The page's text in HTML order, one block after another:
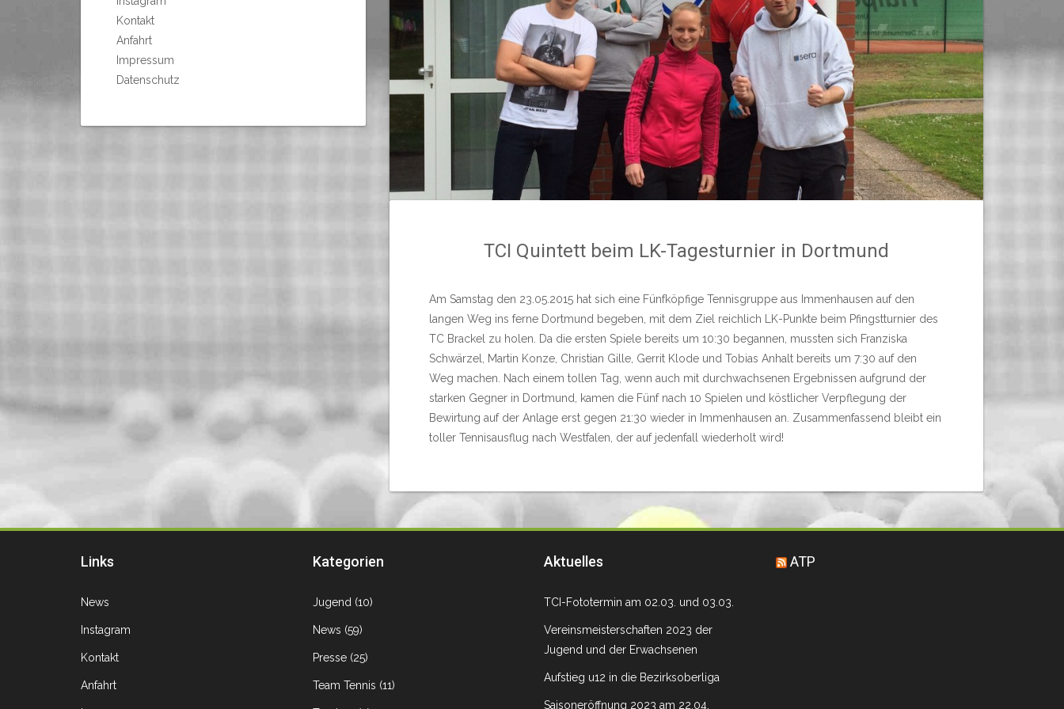
TCI Quintett beim LK-Tagesturnier in Dortmund
Am Samstag den 23.05.2015 hat sich eine Fünfköpfige Tennisgruppe aus Immenhausen auf den
langen Weg ins ferne Dortmund begeben, mit dem Ziel reichlich LK-Punkte beim Pfingstturnier des
TC Brackel zu holen. Da die ersten Spiele bereits um 10:30 begannen, mussten sich Franziska
Schwärzel, Martin Konze, Christian Gille, Gerrit Klode und Tobias Anhalt bereits um 7:30 auf den
Weg machen. Nach einem tollen Tag, wenn auch mit durchwachsenen Ergebnissen aufgrund der
starken Gegner in Dortmund, kamen die Fünf nach 10 Spielen und köstlicher Verpflegung der
Bewirtung auf der Anlage erst gegen 21:30 wieder in Immenhausen an. Zusammenfassend bleibt ein
toller Tennisausflug nach Westfalen, der auf jedenfall wiederholt wird!
Kontakt
Anfahrt
Impressum
Datenschutz
Links
News
Instagram
Kontakt
Anfahrt
Kategorien
Jugend (10)
News (59)
Presse(25)
Team Tennis (11)
Aktuelles
TCI-Fototermin am 02.03. und 03.03.
Vereinsmeisterschaften 2023 der
Jugend und der Erwachsenen
Aufstieg u12 in die Bezirksoberliga
Saisoneröffnung 2023 am 22.04.
ATP